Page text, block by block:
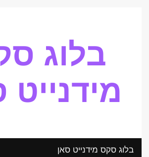
בלוג
מידנייט
בלוג סקס מידנייט סאן